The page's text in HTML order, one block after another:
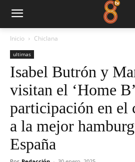
Inicio Chiclana
ultimas
Isabel Butrón y
visitan el ‘Home
participación en el
a la mejor
España